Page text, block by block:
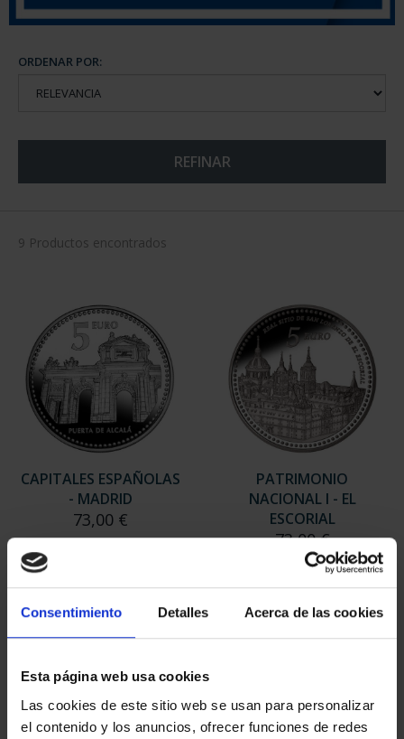
Consentimiento Detalles Acerca de las cookies
Esta página web usa cookies
Las cookies de este sitio web se usan para personalizar
el contenido y los anuncios, ofrecer funciones de redes
ORDENAR POR:
REFINAR
9 Productos encontrados
CAPITALES ESPAÑOLAS
- MADRID
73,00 €
PATRIMONIO
NACIONAL I - EL
ESCORIAL
73,00 €